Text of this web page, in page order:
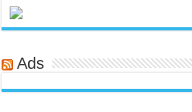
Ads